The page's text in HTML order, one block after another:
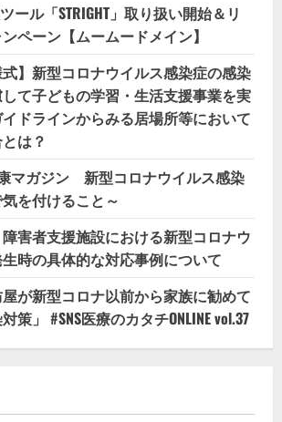
ール「STRIGHT」取り扱い開始＆リ
ペーン【ムームードメイン】
式】新型コロナウイルス感染症の感染
て子どもの学習・生活支援事業を実
ドラインからみる居場所等において
は？
康マガジン 新型コロナウイルス感染
を付けること～
障害者支援施設における新型コロナウ
時の具体的な対応事例について
屋が新型コロナ以前から家族に勧めて
策」 #SNS医療のカタチONLINE vol.37